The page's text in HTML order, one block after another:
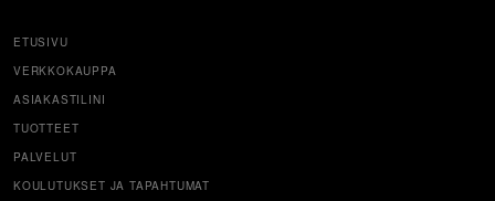
ETUSIVU
VERKKOKAUPPA
ASIAKASTILINI
TUOTTEET
PALVELUT
KOULUTUKSET JA TAPAHTUMAT